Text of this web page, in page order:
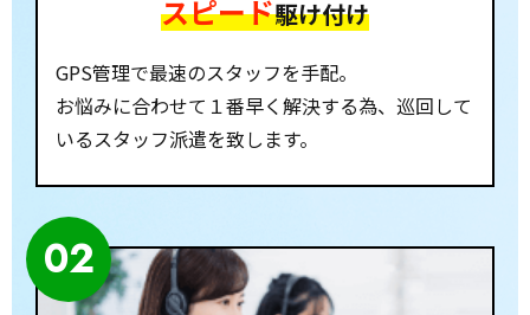
スピード駆け付け
GPS管理で最速のスタッフを手配。
お悩みに合わせて１番早く解決する為、巡回して
いるスタッフ派遣を致します。
02